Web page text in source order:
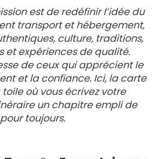
est de redéfinir l’idée du
transport et hébergement,
culture, traditions,
et expériences de qualité.
de ceux qui apprécient le
et la confiance. Ici, la carte
où vous écrivez votre
un chapitre empli de
toujours.